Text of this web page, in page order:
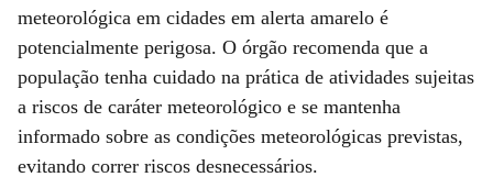
meteorológica em cidades em alerta amarelo é
potencialmente perigosa. O órgão recomenda que a
população tenha cuidado na prática de atividades sujeitas
a riscos de caráter meteorológico e se mantenha
informado sobre as condições meteorológicas previstas,
evitando correr riscos desnecessários.